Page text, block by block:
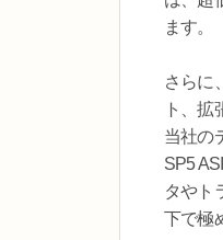
ます。
さらに
ト、
当社の
SP5
タやト
下で極